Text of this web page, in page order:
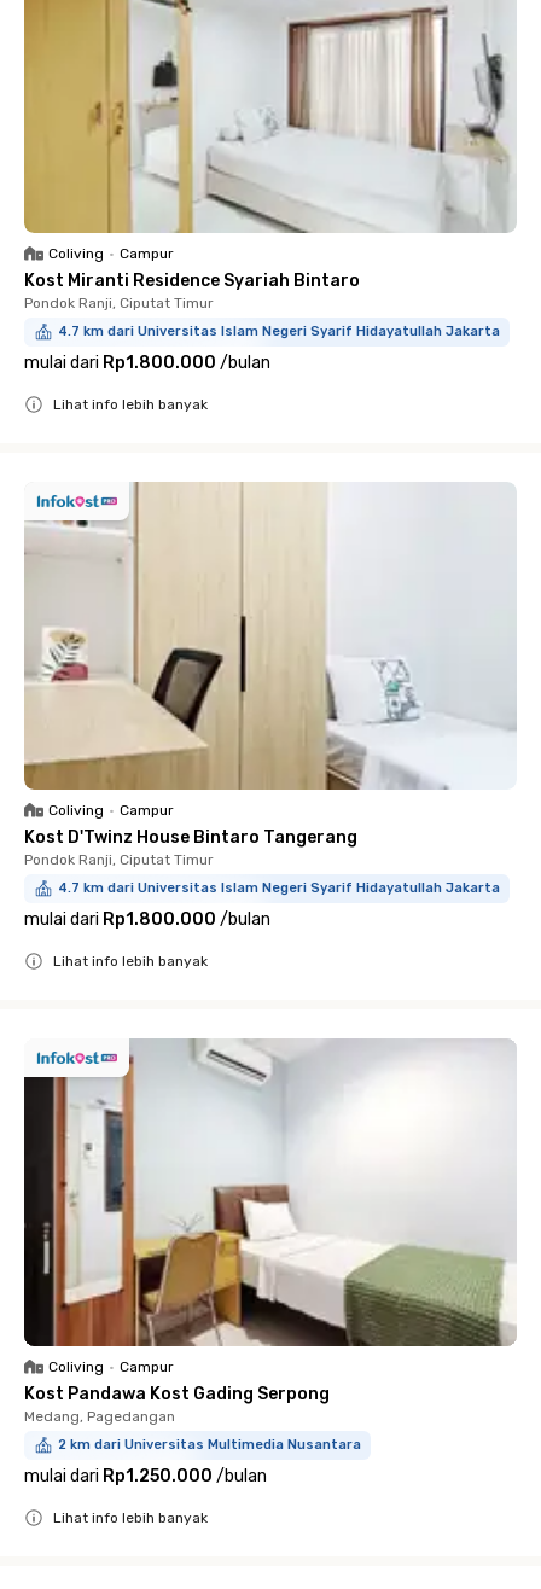
Coliving • Campur
Kost Miranti Residence Syariah Bintaro
Pondok Ranji, Ciputat Timur
4.7 km dari Universitas Islam Negeri Syarif Hidayatullah Jakarta
mulai dari Rp1.800.000 /bulan
Lihat info lebih banyak
Coliving • Campur
Kost D'Twinz House Bintaro Tangerang
Pondok Ranji, Ciputat Timur
4.7 km dari Universitas Islam Negeri Syarif Hidayatullah Jakarta
mulai dari Rp1.800.000 /bulan
Lihat info lebih banyak
Coliving • Campur
Kost Pandawa Kost Gading Serpong
Medang, Pagedangan
2 km dari Universitas Multimedia Nusantara
mulai dari Rp1.250.000 /bulan
Lihat info lebih banyak